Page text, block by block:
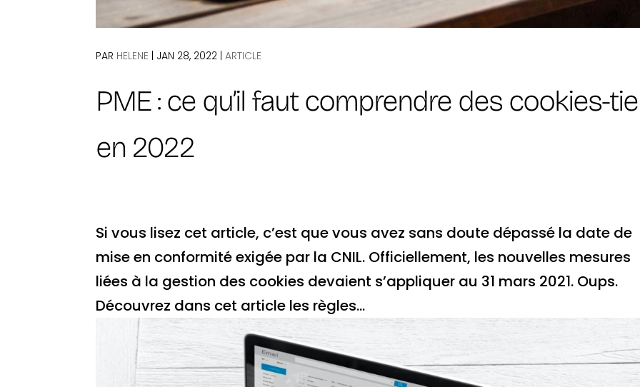
PME : ce qu’il faut comprendre des cookies-
en 2022
PAR HELENE | JAN 28, 2022 |ARTICLE
Si vous lisez cet article, c’est que vous avez sans doute dépassé la date de
mise en conformité exigée par la CNIL. Officiellement, les nouvelles mesures
liées à la gestion des cookies devaient s’appliquer au 31 mars 2021. Oups.
Découvrez dans cet article les règles...